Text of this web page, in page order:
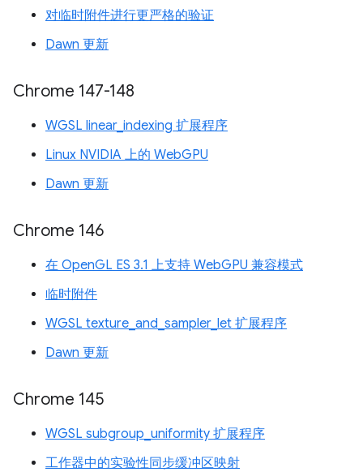
对临时附件进行更严格的验证
Dawn 更新
Chrome 147-148
WGSL linear_indexing 扩展程序
Linux NVIDIA 上的 WebGPU
Dawn 更新
Chrome 146
在 OpenGL ES 3.1 上支持 WebGPU 兼容模式
临时附件
WGSL texture_and_sampler_let 扩展程序
Dawn 更新
Chrome 145
WGSL subgroup_uniformity 扩展程序
工作器中的实验性同步缓冲区映射